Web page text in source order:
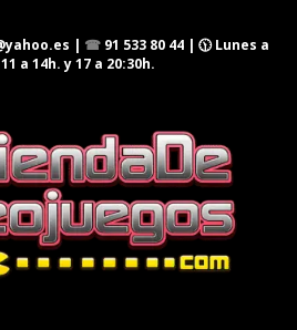
| ☎ 91 533 80 44| 🕦 Lunes a
a 14h. y 17 a 20:30h.